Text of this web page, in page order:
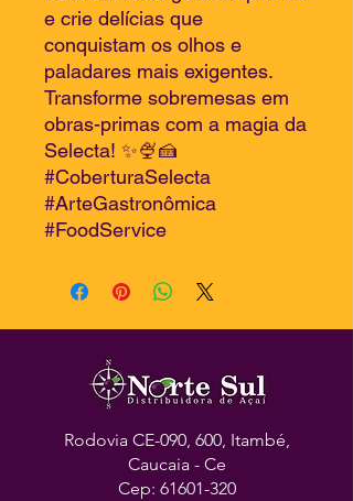
e crie delícias que
conquistam os olhos e
paladares mais exigentes.
Transforme sobremesas em
obras-primas com a magia da
Selecta! ✨🍨🍰
#CoberturaSelecta
#ArteGastronômica
#FoodService
Rodovia CE-090, 600, Itambé,
Caucaia - Ce
Cep: 61601-320